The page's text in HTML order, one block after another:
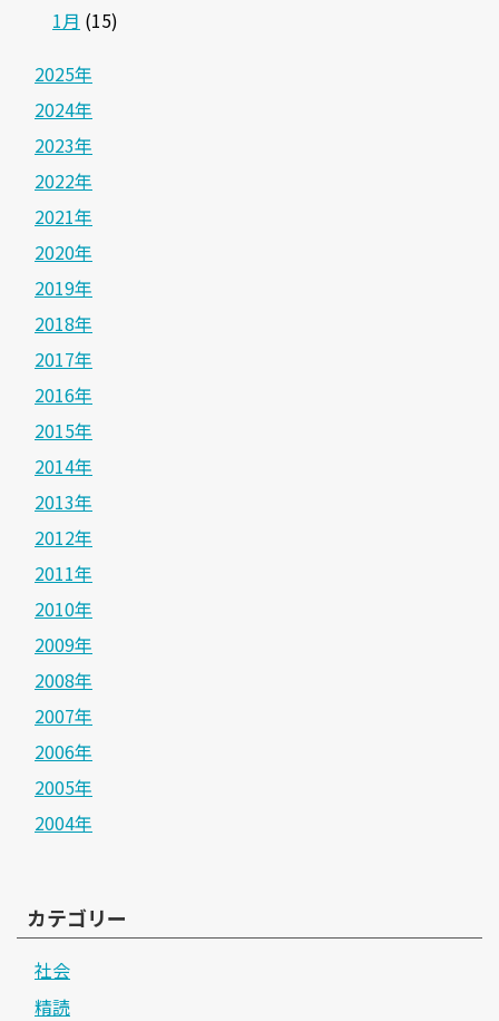
1月 (15)
2025年
2024年
2023年
2022年
2021年
2020年
2019年
2018年
2017年
2016年
2015年
2014年
2013年
2012年
2011年
2010年
2009年
2008年
2007年
2006年
2005年
2004年
カテゴリー
社会
精読